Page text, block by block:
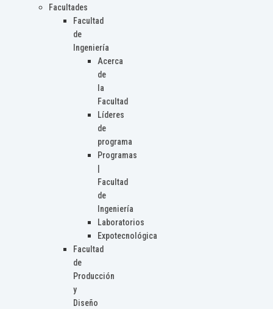
Facultades
Facultad
de
Ingeniería
Acerca
de
la
Facultad
Líderes
de
programa
Programas
Facultad
de
Ingeniería
Laboratorios
Expotecnológica
Facultad
de
Producción
y
Diseño